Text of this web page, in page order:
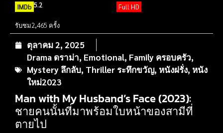
IMDb 5.2 Full HD
รับชม2,465 ครั้ง
ตุลาคม 2, 2025
Drama ดราม่า, Emotional, Family ครอบครัว,
Mystery ลึกลับ, Thriller ระทึกขวัญ, หนังฝรั่ง, หนัง
ใหม่2023
Man with My Husband’s Face (2023):
ชายคนนั้นที่มาพร้อมใบหน้าของสามีที่
ตายไป